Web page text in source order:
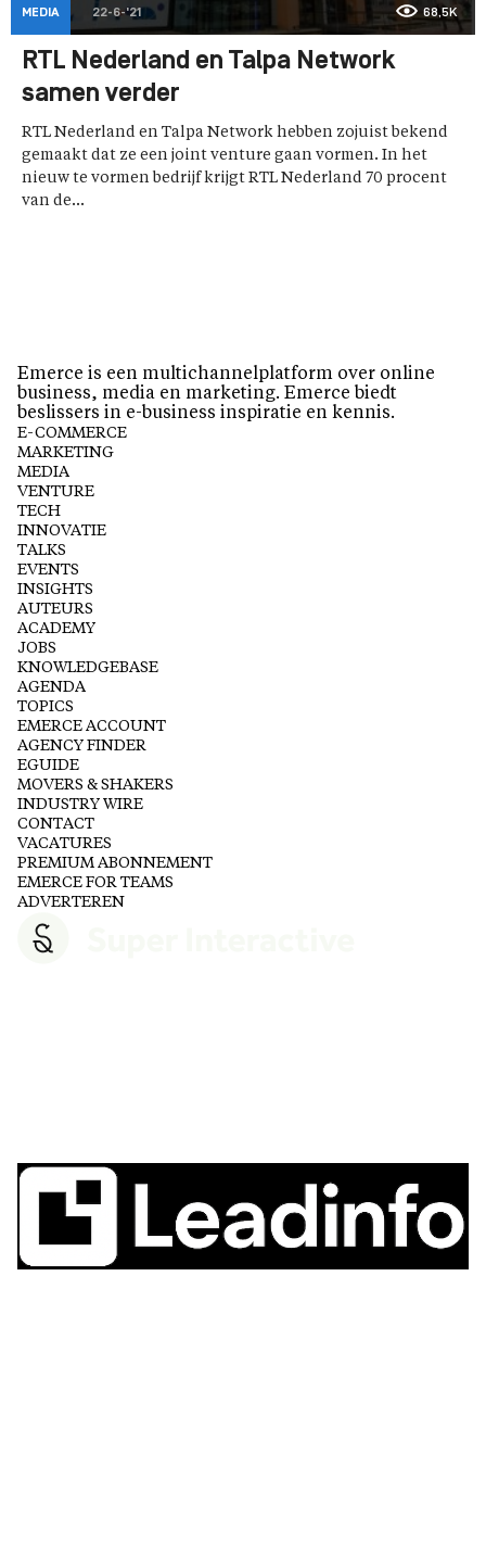
MEDIA 22-6-'21 68,5K
RTL Nederland en Talpa Network
samen verder
RTL Nederland en Talpa Network hebben zojuist bekend
gemaakt dat ze een joint venture gaan vormen. In het
nieuw te vormen bedrijf krijgt RTL Nederland 70 procent
van de...
Emerce is een multichannelplatform over online
business, media en marketing. Emerce biedt
beslissers in e-business inspiratie en kennis.
E-COMMERCE
MARKETING
MEDIA
VENTURE
TECH
INNOVATIE
TALKS
EVENTS
INSIGHTS
AUTEURS
ACADEMY
JOBS
KNOWLEDGEBASE
AGENDA
TOPICS
EMERCE ACCOUNT
AGENCY FINDER
EGUIDE
MOVERS & SHAKERS
INDUSTRY WIRE
CONTACT
VACATURES
PREMIUM ABONNEMENT
EMERCE FOR TEAMS
ADVERTEREN